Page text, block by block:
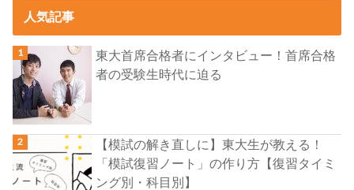
人気記事
東大首席合格者にインタビュー！首席合格
者の受験生時代に迫る
【模試の解き直しに】東大生が教える！
「模試復習ノート」の作り方【復習タイミ
ング別・科目別】